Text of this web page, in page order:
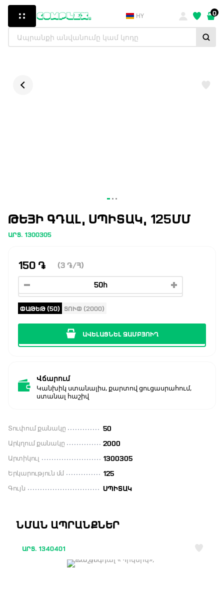
HY 0
ԹԵՅԻ ԳԴԱԼ, ՍՊԻՏԱԿ, 125ՄՄ
ԱՐՏ. 1300305
150 ֏ (3 ֏ /Հ)
ՓԱԹԵԹ (50) ՏՈՒՓ (2000)
ԱՎԵԼԱՑՆԵԼ ԶԱՄԲՅՈՒՂ
Վճարում
Կանխիկ ստանալիս, քարտով ցուցասրահում,
ստանալ հաշիվ
Տուփում քանակը 50
Արկղում քանակը 2000
Արտիկուլ 1300305
Երկարություն մմ 125
Գույն ՍՊԻՏԱԿ
ՆՄԱՆ ԱՊՐԱՆՔՆԵՐ
ԱՐՏ. 1340401